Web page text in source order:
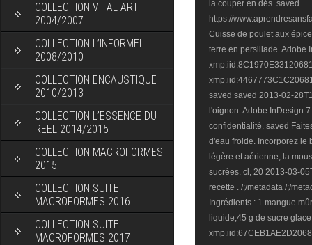
COLLECTION VITAL ART
2004/2007
COLLECTION L’INFORMEL
2008/2010
COLLECTION ENCAUSTIQUE
2010/2013
COLLECTION L’ESSENCE DU
REEL 2014/2015
COLLECTION MACROFORMES
2015
COLLECTION SUITE
MACROFORMES 2016
COLLECTION SUITE
MACROFORMES 2017